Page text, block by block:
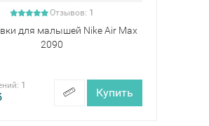
Отзывов: 1
для малышей Nike Air Max
2090
1
Купить